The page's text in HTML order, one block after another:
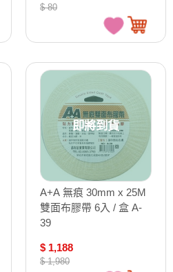
$ 80
即將到貨
A+A 無痕 30mm x 25M
雙面布膠帶 6入 / 盒 A-
39
$ 1,188
$ 1,980